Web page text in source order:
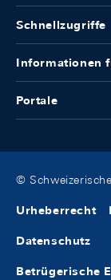
Schnellzugriffe
Informationen
Portale
©
Urheberrecht
Datenschutz
Betrügerische